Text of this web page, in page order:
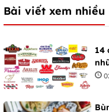
Bài viết xem nhiều
14